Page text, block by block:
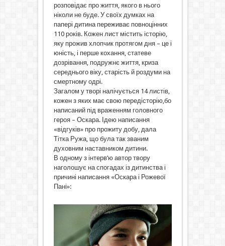
розповідає про життя, якого в нього
ніколи не буде. У своїх думках на
папері дитина переживає повноцінних
110 років. Кожен лист містить історію,
яку прожив хлопчик протягом дня – це і
юність, і перше кохання, статеве
дозрівання, подружнє життя, криза
середнього віку, старість й роздуми на
смертному одрі.
Загалом у творі налічується 14 листів,
кожен з яких має свою передісторію,бо
написаний під враженням головного
героя – Оскара. Ідею написання
«відгуків» про прожиту добу, дала
Тітка Ружа, що була так званим
духовним наставником дитини.
В одному з інтерв’ю автор твору
наголошує на спогадах із дитинства і
причині написання «Оскара і Рожевої
Пані»: